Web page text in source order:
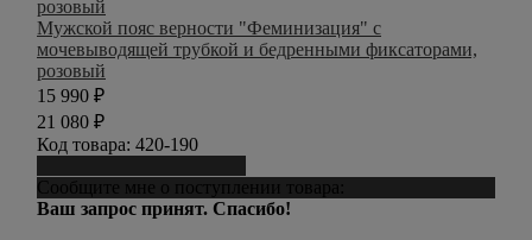
Мужской пояс верности "Феминизация" с
мочевыводящей трубкой и бедренными фиксаторами,
розовый
15 990 ₽
21 080 ₽
Код товара: 420-190
Сообщите мне о поступлении товара:
Ваш запрос принят. Спасибо!